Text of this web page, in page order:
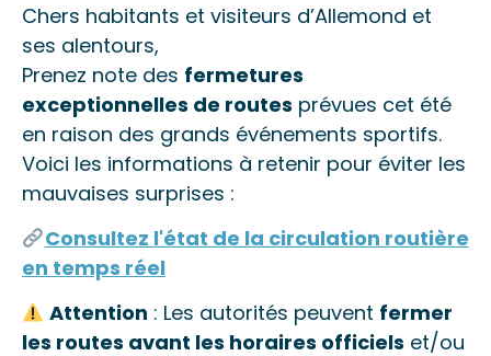
Chers habitants et visiteurs d’Allemond et
ses alentours,
Prenez note des fermetures
exceptionnelles de routes prévues cet été
en raison des grands événements sportifs.
Voici les informations à retenir pour éviter les
mauvaises surprises :
Consultez l'état de la circulation routière
en temps réel
Attention : Les autorités peuvent fermer
les routes avant les horaires officiels et/ou